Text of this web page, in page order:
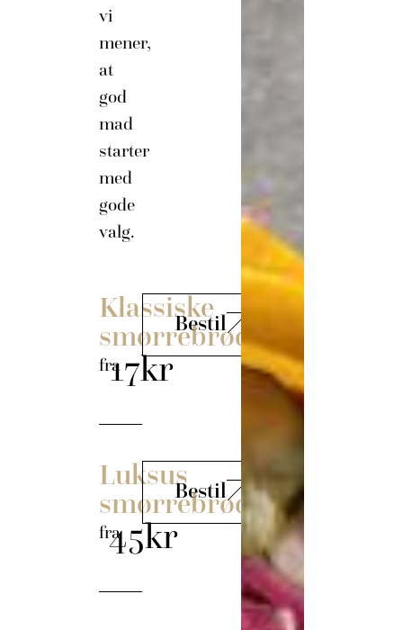
vi
mener,
at
god
mad
starter
med
gode
valg.
Klassiske
smørrebrød
fra17kr
Bestil
Luksus
smørrebrød
fra45kr
Bestil